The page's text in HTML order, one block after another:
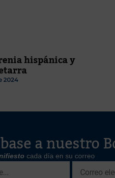
hispánica y
2024
a nuestro
cada día en su correo